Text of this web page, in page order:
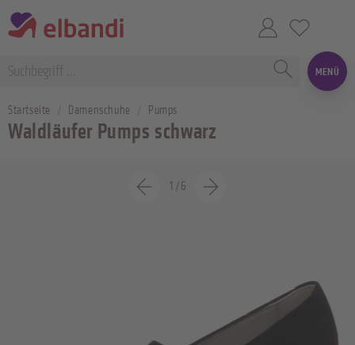
MENÜ
Startseite Damenschuhe Pumps
Waldläufer Pumps schwarz
1 /6